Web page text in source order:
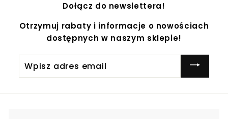
Dołącz do newslettera!
Otrzymuj rabaty i informacje o nowościach
dostępnych w naszym sklepie!
Wpisz
adres